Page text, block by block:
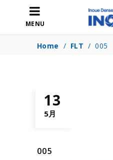
MENU
Home / FLT /005
13
5月
005